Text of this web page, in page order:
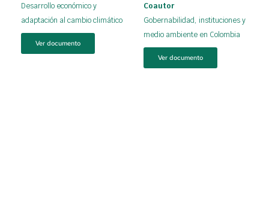
Desarrollo económico y
adaptación al cambio climático
Ver documento
Coautor
Gobernabilidad, instituciones y
medio ambiente en Colombia
Ver documento